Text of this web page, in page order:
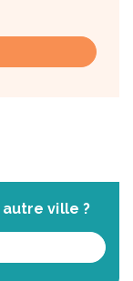
ville ?